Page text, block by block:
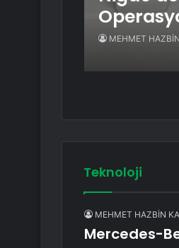
MEHMET
Teknoloji
MEHMET HAZBİN
Mercedes-